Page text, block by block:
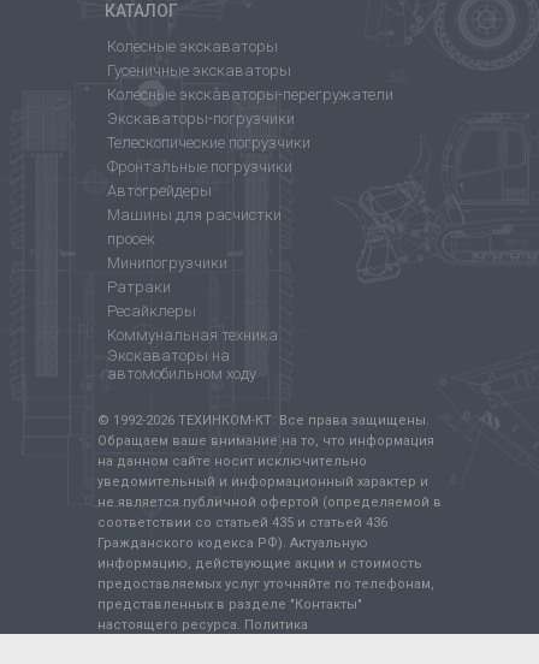
© 1992-2026 ТЕХИНКОМ-КТ. Все права защищены.
Обращаем ваше внимание на то, что информация
на данном сайте носит исключительно
уведомительный и информационный характер и
не является публичной офертой (определяемой в
соответствии со статьей 435 и статьей 436
Гражданского кодекса РФ). Актуальную
информацию, действующие акции и стоимость
предоставляемых услуг уточняйте по телефонам,
представленных в разделе "Контакты"
настоящего ресурса. Политика
КАТАЛОГ
Колесные экскаваторы
Гусеничные экскаваторы
Колесные экскаваторы-перегружатели
Экскаваторы-погрузчики
Телескопические погрузчики
Фронтальные погрузчики
Автогрейдеры
Машины для расчистки
просек
Минипогрузчики
Ратраки
Ресайклеры
Коммунальная техника
Экскаваторы на
автомобильном ходу